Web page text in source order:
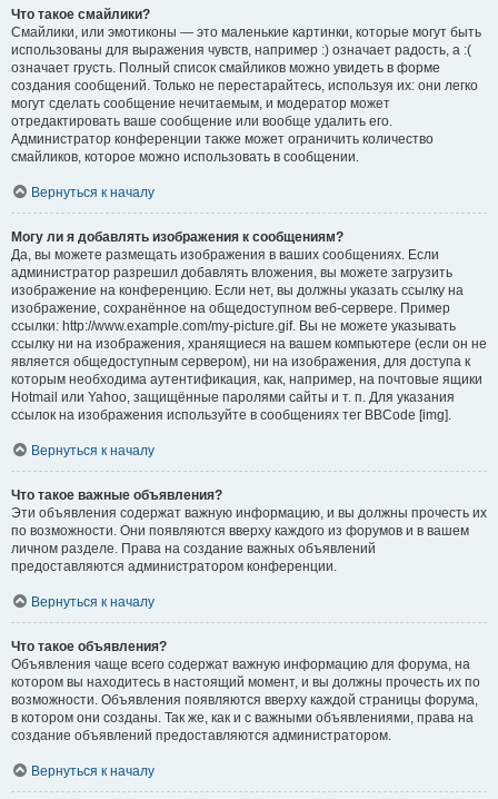
Что такое смайлики?
Смайлики, или эмотиконы — это маленькие картинки, которые могут быть
использованы для выражения чувств, например :) означает радость, а :(
означает грусть. Полный список смайликов можно увидеть в форме
создания сообщений. Только не перестарайтесь, используя их: они легко
могут сделать сообщение нечитаемым, и модератор может
отредактировать ваше сообщение или вообще удалить его.
Администратор конференции также может ограничить количество
смайликов, которое можно использовать в сообщении.
Вернуться к началу
Могу ли я добавлять изображения к сообщениям?
Да, вы можете размещать изображения в ваших сообщениях. Если
администратор разрешил добавлять вложения, вы можете загрузить
изображение на конференцию. Если нет, вы должны указать ссылку на
изображение, сохранённое на общедоступном веб-сервере. Пример
ссылки: http://www.example.com/my-picture.gif. Вы не можете указывать
ссылку ни на изображения, хранящиеся на вашем компьютере (если он не
является общедоступным сервером), ни на изображения, для доступа к
которым необходима аутентификация, как, например, на почтовые ящики
Hotmail или Yahoo, защищённые паролями сайты и т. п. Для указания
ссылок на изображения используйте в сообщениях тег BBCode [img].
Вернуться к началу
Что такое важные объявления?
Эти объявления содержат важную информацию, и вы должны прочесть их
по возможности. Они появляются вверху каждого из форумов и в вашем
личном разделе. Права на создание важных объявлений
предоставляются администратором конференции.
Вернуться к началу
Что такое объявления?
Объявления чаще всего содержат важную информацию для форума, на
котором вы находитесь в настоящий момент, и вы должны прочесть их по
возможности. Объявления появляются вверху каждой страницы форума,
в котором они созданы. Так же, как и с важными объявлениями, права на
создание объявлений предоставляются администратором.
Вернуться к началу